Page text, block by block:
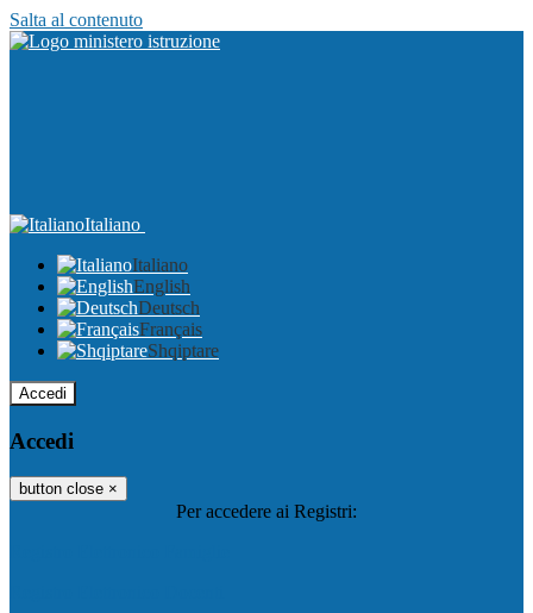
Salta al contenuto
Italiano
Italiano
English
Deutsch
Français
Shqiptare
Accedi
Accedi
button close ×
Per accedere ai Registri: